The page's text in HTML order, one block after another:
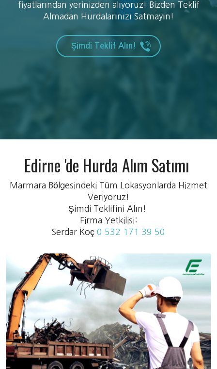
fiyatlarından yerinizden alıyoruz! Bizden Teklif
Almadan Hurdalarınızı Satmayın!
Şimdi Teklif Alın!
Edirne 'de Hurda Alım Satımı
Marmara Bölgesindeki Tüm Lokasyonlarda Hizmet
Veriyoruz!
Şimdi Teklifini Alın!
Firma Yetkilisi:
Serdar Koç 0 532 171 39 50